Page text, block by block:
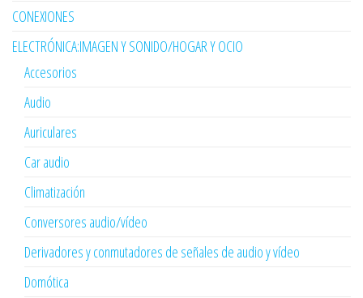
CONEXIONES
ELECTRÓNICA:IMAGEN Y SONIDO/HOGAR Y OCIO
Accesorios
Audio
Auriculares
Car audio
Climatización
Conversores audio/vídeo
Derivadores y conmutadores de señales de audio y vídeo
Domótica